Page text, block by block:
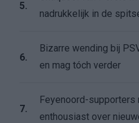
5.
nadrukkelijk in de
6.
Bizarre wending bij
en mag tóch verder
7.
Feyenoord-supporters
enthousiast over